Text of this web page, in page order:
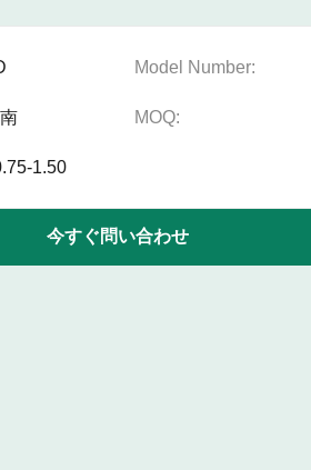
Model Number:
MOQ:
1.50
今すぐ問い合わせ